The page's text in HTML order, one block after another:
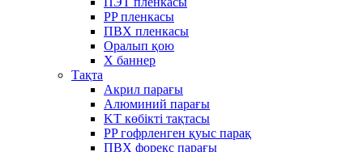
PP пленкасы
ПВХ пленкасы
Оралып қою
X баннер
Тақта
Акрил парағы
Алюминий парағы
KT көбікті тақтасы
PP гофрленген қуыс парақ
ПВХ форекс парағы